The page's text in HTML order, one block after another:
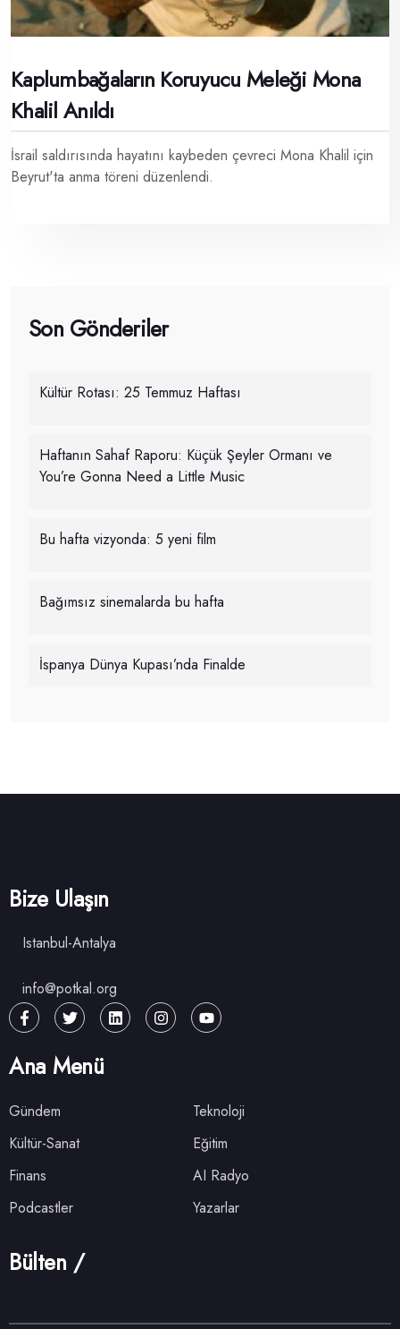
Kaplumbağaların Koruyucu Meleği Mona
Khalil Anıldı
İsrail saldırısında hayatını kaybeden çevreci Mona Khalil için
Beyrut'ta anma töreni düzenlendi.
Son Gönderiler
Kültür Rotası: 25 Temmuz Haftası
Haftanın Sahaf Raporu: Küçük Şeyler Ormanı ve
You’re Gonna Need a Little Music
Bu hafta vizyonda: 5 yeni film
Bağımsız sinemalarda bu hafta
İspanya Dünya Kupası’nda Finalde
Bize Ulaşın
Istanbul-Antalya
info@potkal.org
Ana Menü
Gündem
Teknoloji
Kültür-Sanat
Eğitim
Finans
AI Radyo
Podcastler
Yazarlar
Bülten /